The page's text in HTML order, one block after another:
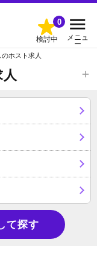
検討中
0
メニュ
ー
ホスト求人
て探す